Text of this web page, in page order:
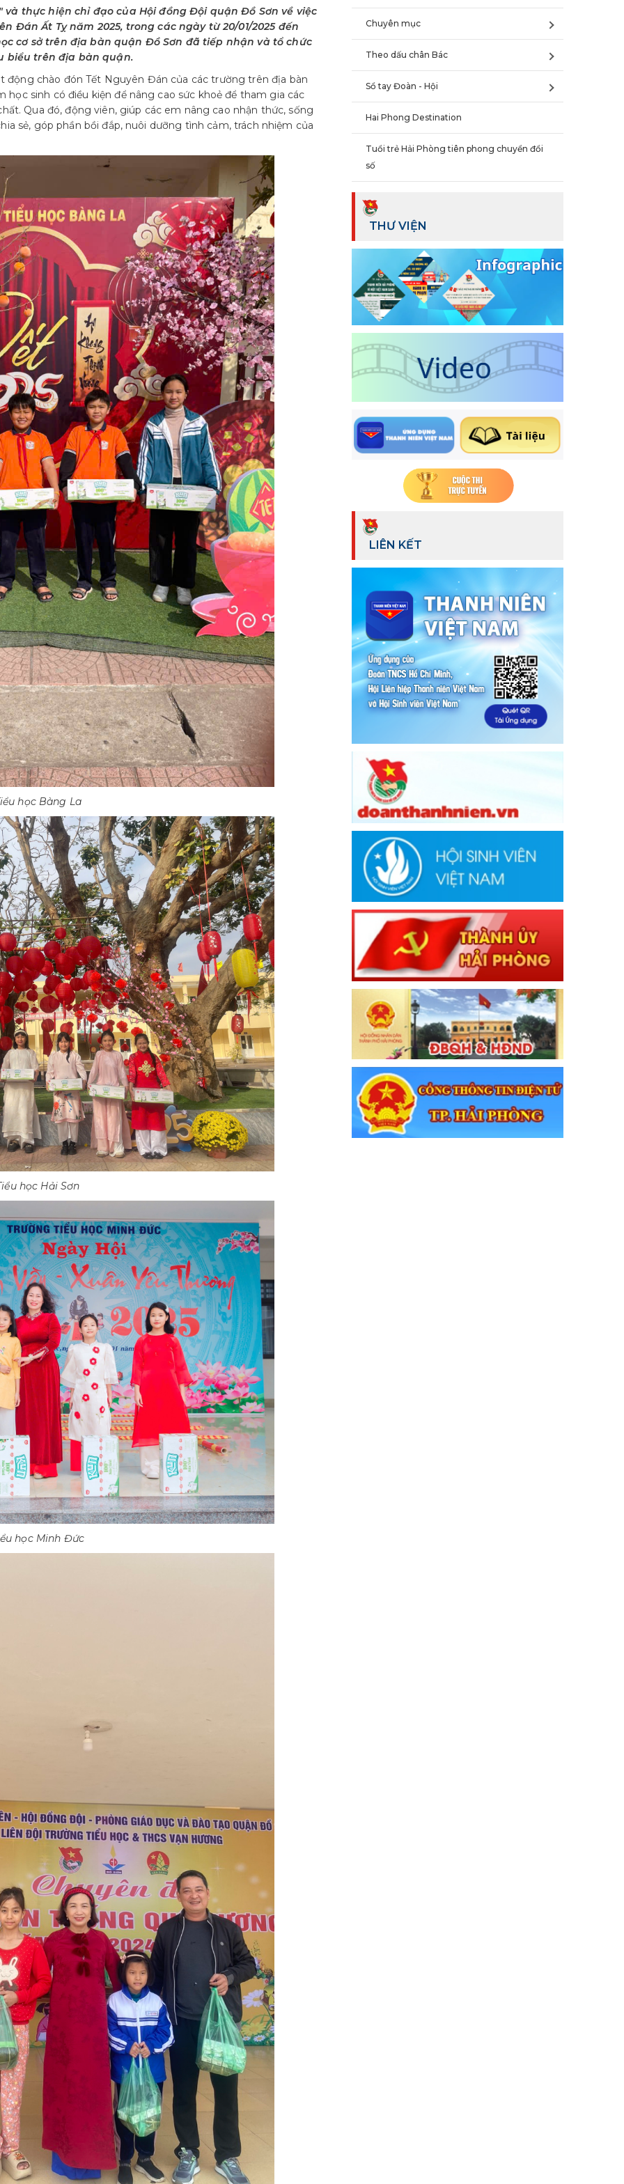
thực hiện chỉ đạo của Hội đồng Đội quận Đồ Sơn về việc
Đán Ất Tỵ năm 2025, trong các ngày từ 20/01/2025 đến
cơ sở trên địa bàn quận Đồ Sơn đã tiếp nhận và tổ chức
biểu trên địa bàn quận.
động chào đón Tết Nguyên Đán của các trường trên địa bàn
sinh có điều kiện để nâng cao sức khoẻ để tham gia các
Qua đó, động viên, giúp các em nâng cao nhận thức, sống
sẻ, góp phần bồi đắp, nuôi dưỡng tình cảm, trách nhiệm của
học Bàng La
học Hải Sơn
học Minh Đức
Chuyên mục
Theo dấu chân Bác
Sổ tay Đoàn - Hội
Hai Phong Destination
Tuổi trẻ Hải Phòng tiên phong chuyển đổi
số
THƯ VIỆN
LIÊN KẾT